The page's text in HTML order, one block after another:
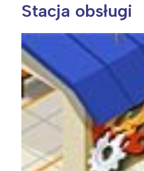
Wiosenny koncert ptaków na płocie
Stacja obsługi